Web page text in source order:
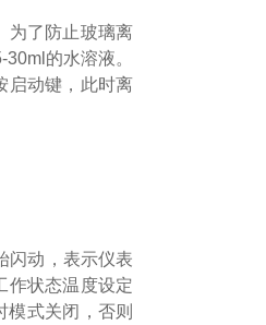
为了防止玻璃离
的水溶液。
启动键，此时离
闪动，表示仪表
作状态温度设定
模式关闭，否则